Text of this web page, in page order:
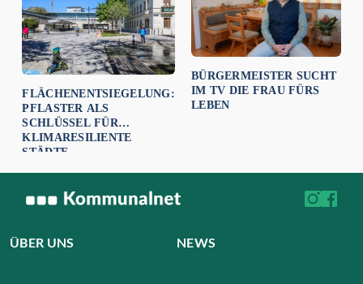
FLÄCHENENTSIEGELUNG:
PFLASTER ALS
SCHLÜSSEL FÜR
KLIMARESILIENTE
STÄDTE
BÜRGERMEISTER SUCHT
IM TV DIE FRAU FÜRS
LEBEN
ÜBER UNS NEWS